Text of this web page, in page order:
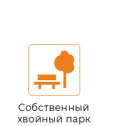
Собственный
хвойный парк